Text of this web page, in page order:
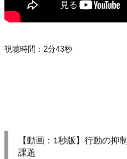
視聴時間：2分43秒
【動画：1秒版】行動の抑
課題